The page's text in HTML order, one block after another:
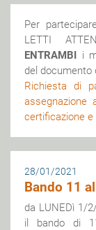
Per
LETTI
ENTRAMBI i
del documento
Richiesta di
assegnazione
certificazione
28/01/2021
Bando 11
da LUNEDì 1/
il bando di